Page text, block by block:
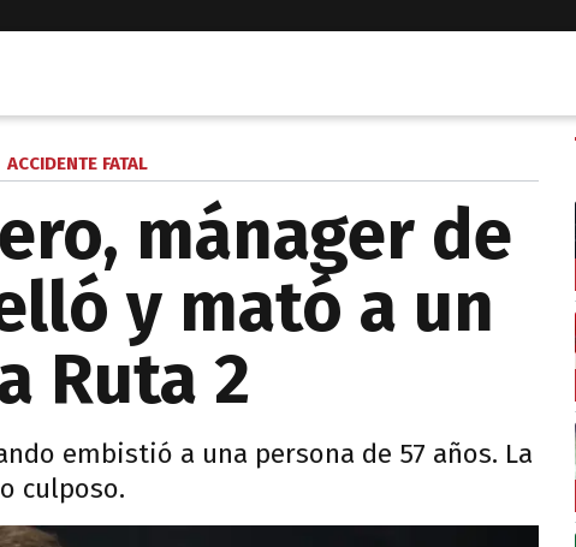
ACCIDENTE FATAL
mánager de
y mató a un
Ruta 2
embistió a una persona de 57 años. La
culposo.